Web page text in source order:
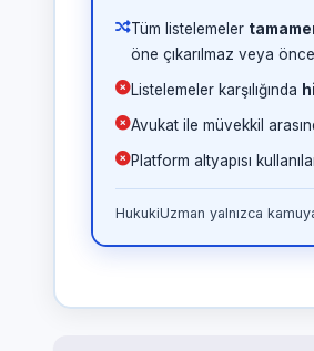
Tüm listelemeler
öne çıkarılmaz veya
Listelemeler karşılığında
Avukat ile müvekkil
Platform altyapısı
HukukiUzman yalnızca